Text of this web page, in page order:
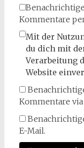
Kommentare
Mit der
du dich mit
Verarbeitung
Website
Kommentare via
E-Mail.